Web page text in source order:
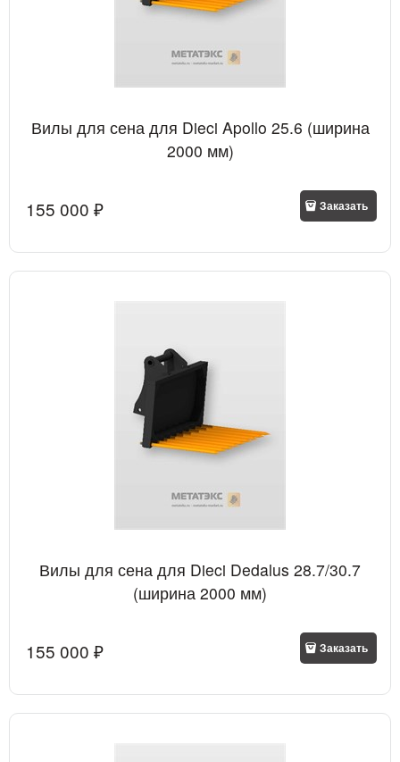
Вилы для сена для Dieci Apollo 25.6 (ширина
2000 мм)
155 000 ₽ Заказать
Вилы для сена для Dieci Dedalus 28.7/30.7
(ширина 2000 мм)
155 000 ₽ Заказать